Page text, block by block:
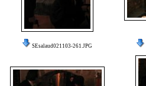
SEsalaud021103-261.JPG